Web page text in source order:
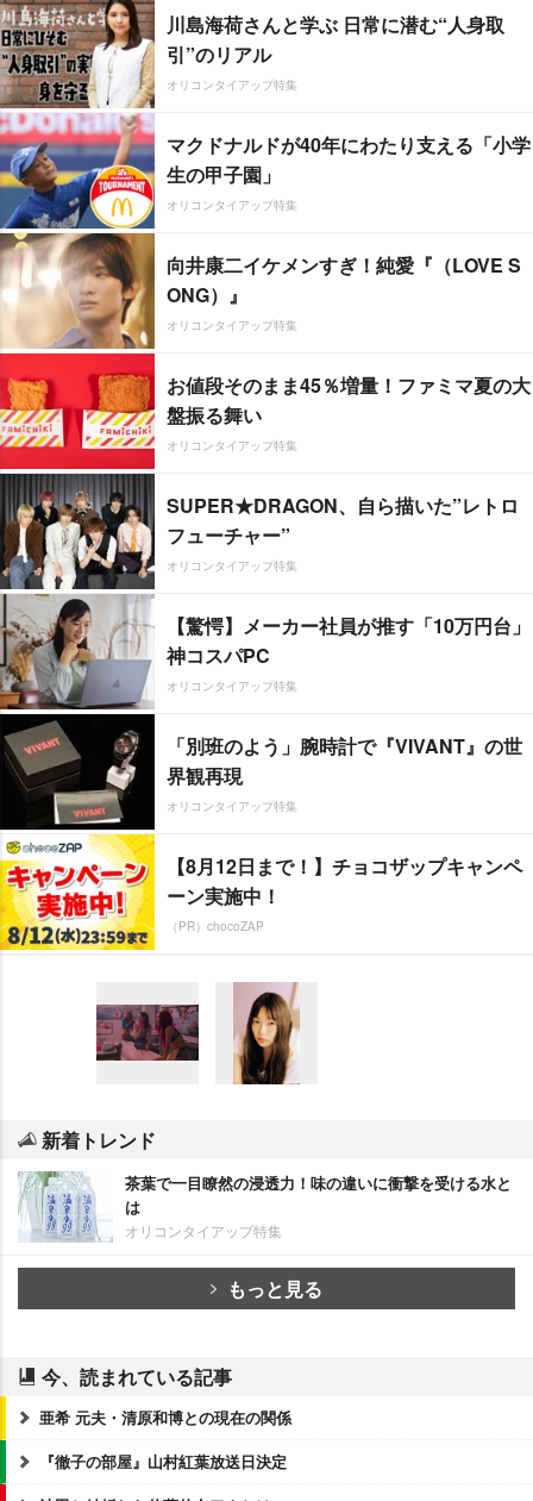
川島海荷さんと学ぶ 日常に潜む“人身取
引”のリアル
オリコンタイアップ特集
マクドナルドが40年にわたり支える「小学
生の甲子園」
オリコンタイアップ特集
向井康二イケメンすぎ！純愛『（LOVE S
ONG）』
オリコンタイアップ特集
お値段そのまま45％増量！ファミマ夏の大
盤振る舞い
オリコンタイアップ特集
SUPER★DRAGON、自ら描いた”レトロ
フューチャー”
オリコンタイアップ特集
【驚愕】メーカー社員が推す「10万円台」
神コスパPC
オリコンタイアップ特集
「別班のよう」腕時計で『VIVANT』の世
界観再現
オリコンタイアップ特集
【8月12日まで！】チョコザップキャンペ
ーン実施中！
（PR）chocoZAP
新着トレンド
茶葉で一目瞭然の浸透力！味の違いに衝撃を受ける水と
は
オリコンタイアップ特集
もっと見る
今、読まれている記事
亜希 元夫・清原和博との現在の関係
『徹子の部屋』山村紅葉放送日決定